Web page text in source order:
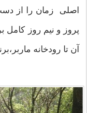
اصلی زمان را از
پروز و نیم روز
آن تا رودخانه